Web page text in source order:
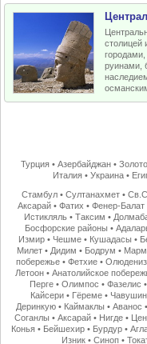
столицей
руинами,
Турция •Азербайджан •
Италия• Украина•
Стамбул •Султанахмет •
Аксарай• Фатих • Фенер-Балат
Истикляль• Таксим •
Босфорские районы •
Измир• Чешме• Кушадасы •
Милет• Дидим • Бодрум •
побережье •Фетхие •Олюдениз
Летоон •Анатолийское
Перге •Олимпос •Фазелис •
Кайсери• Гёреме• Чавушин
Деринкую• Каймаклы • Аванос •
Соганлы • Аксарай• Нигде•
Конья • Бейшехир • Бурдур •
Изник •Синоп •